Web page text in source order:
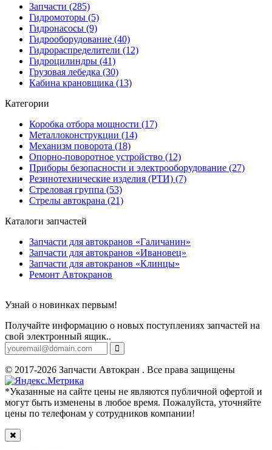
Запчасти (285)
Гидромоторы (5)
Гидронасосы (9)
Гидрооборудование (40)
Гидрораспределители (12)
Гидроцилиндры (41)
Грузовая лебедка (30)
Кабина крановщика (13)
Категории
Коробка отбора мощности (17)
Металлоконструкции (14)
Механизм поворота (18)
Опорно-поворотное устройство (12)
Приборы безопасности и электрооборудование (27)
Резинотехнические изделия (РТИ) (7)
Стреловая группа (53)
Стрелы автокрана (21)
Каталоги запчастей
Запчасти для автокранов «Галичанин»
Запчасти для автокранов «Ивановец»
Запчасти для автокранов «Клинцы»
Ремонт Автокранов
Узнай о новинках первым!
Получайте информацию о новых поступлениях запчастей на
свой электронный ящик..
© 2017-2026 Запчасти Автокран . Все права защищены
*Указанные на сайте цены не являются публичной офертой и
могут быть изменены в любое время. Пожалуйста, уточняйте
цены по телефонам у сотрудников компании!